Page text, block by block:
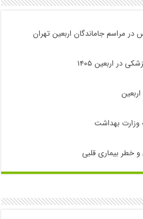
در مراسم جاماندگان اربعین تهران
در اربعین ۱۴۰۵
خطر بیماری قلبی